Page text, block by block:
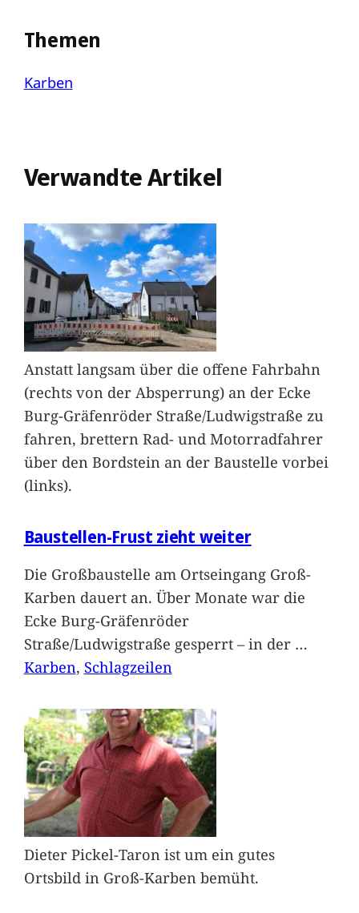
Themen
Karben
Verwandte Artikel
Anstatt langsam über die offene Fahrbahn
(rechts von der Absperrung) an der Ecke
Burg-Gräfenröder Straße/Ludwigstraße zu
fahren, brettern Rad- und Motorradfahrer
über den Bordstein an der Baustelle vorbei
(links).
Baustellen-Frust zieht weiter
Die Großbaustelle am Ortseingang Groß-
Karben dauert an. Über Monate war die
Ecke Burg-Gräfenröder
Straße/Ludwigstraße gesperrt – in der …
Karben, Schlagzeilen
Dieter Pickel-Taron ist um ein gutes
Ortsbild in Groß-Karben bemüht.